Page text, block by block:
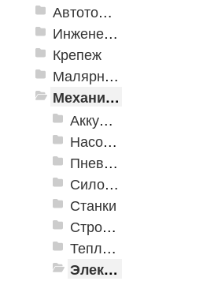
Автотовары
Инженерная сантехника и инструменты
Крепеж
Малярно-штукатурные инструменты
Механизированные инструменты
Аккумуляторный инструмент
Насосное оборудование
Пневматика
Силовое оборудование
Станки
Строительное оборудование
Тепло и клининговое оборудование (уборка)
Электроинструменты